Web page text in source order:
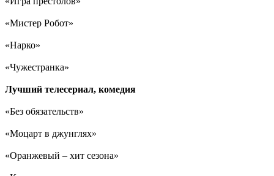
«Мистер Робот»
«Нарко»
«Чужестранка»
Лучший телесериал, комедия
«Без обязательств»
«Моцарт в джунглях»
«Оранжевый – хит сезона»